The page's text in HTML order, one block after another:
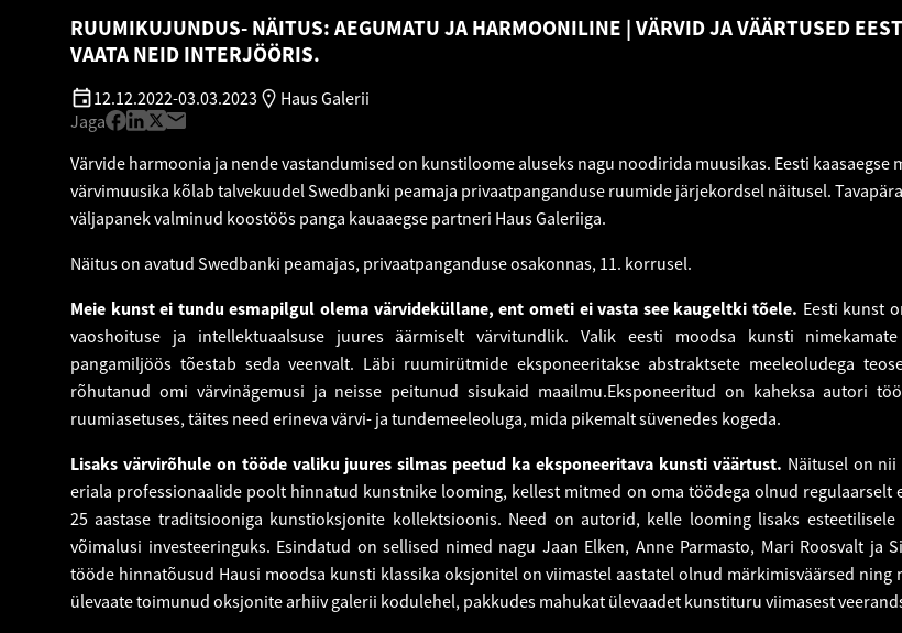
RUUMIKUJUNDUS- NÄITUS: AEGUMATU JA HARMOONILINE VÄRVID JA VÄÄRTUSED
VAATA NEID INTERJÖÖRIS.
12.12.2022-03.03.2023
Haus Galerii
Jaga
Värvide harmoonia ja nende vastandumised on kunstiloome aluseks nagu noodirida muusikas. Eesti kaasaegse
värvimuusika kõlab talvekuudel Swedbanki peamaja privaatpanganduse ruumide järjekordsel näitusel.
väljapanek valminud koostöös panga kauaaegse partneri Haus Galeriiga.
Näitus on avatud Swedbanki peamajas, privaatpanganduse osakonnas, 11. korrusel.
Meie kunst ei tundu esmapilgul olema värvideküllane, ent ometi ei vasta see kaugeltki tõele. Eesti kunst
vaoshoituse ja intellektuaalsuse juures äärmiselt värvitundlik. Valik eesti moodsa kunsti
pangamiljöös tõestab seda veenvalt. Läbi ruumirütmide eksponeeritakse abstraktsete meeleoludega
rõhutanud omi värvinägemusi ja neisse peitunud sisukaid maailmu.Eksponeeritud on kaheksa autori
ruumiasetuses, täites need erineva värvi- ja tundemeeleoluga, mida pikemalt süvenedes kogeda.
Lisaks värvirõhule on tööde valiku juures silmas peetud ka eksponeeritava kunsti väärtust. Näitusel on
eriala professionaalide poolt hinnatud kunstnike looming, kellest mitmed on oma töödega olnud regulaarselt
25 aastase traditsiooniga kunstioksjonite kollektsioonis. Need on autorid, kelle looming lisaks
võimalusi investeeringuks. Esindatud on sellised nimed nagu Jaan Elken, Anne Parmasto, Mari Roosvalt ja
tööde hinnatõusud Hausi moodsa kunsti klassika oksjonitel on viimastel aastatel olnud märkimisväärsed ning
ülevaate toimunud oksjonite arhiiv galerii kodulehel, pakkudes mahukat ülevaadet kunstituru viimasest